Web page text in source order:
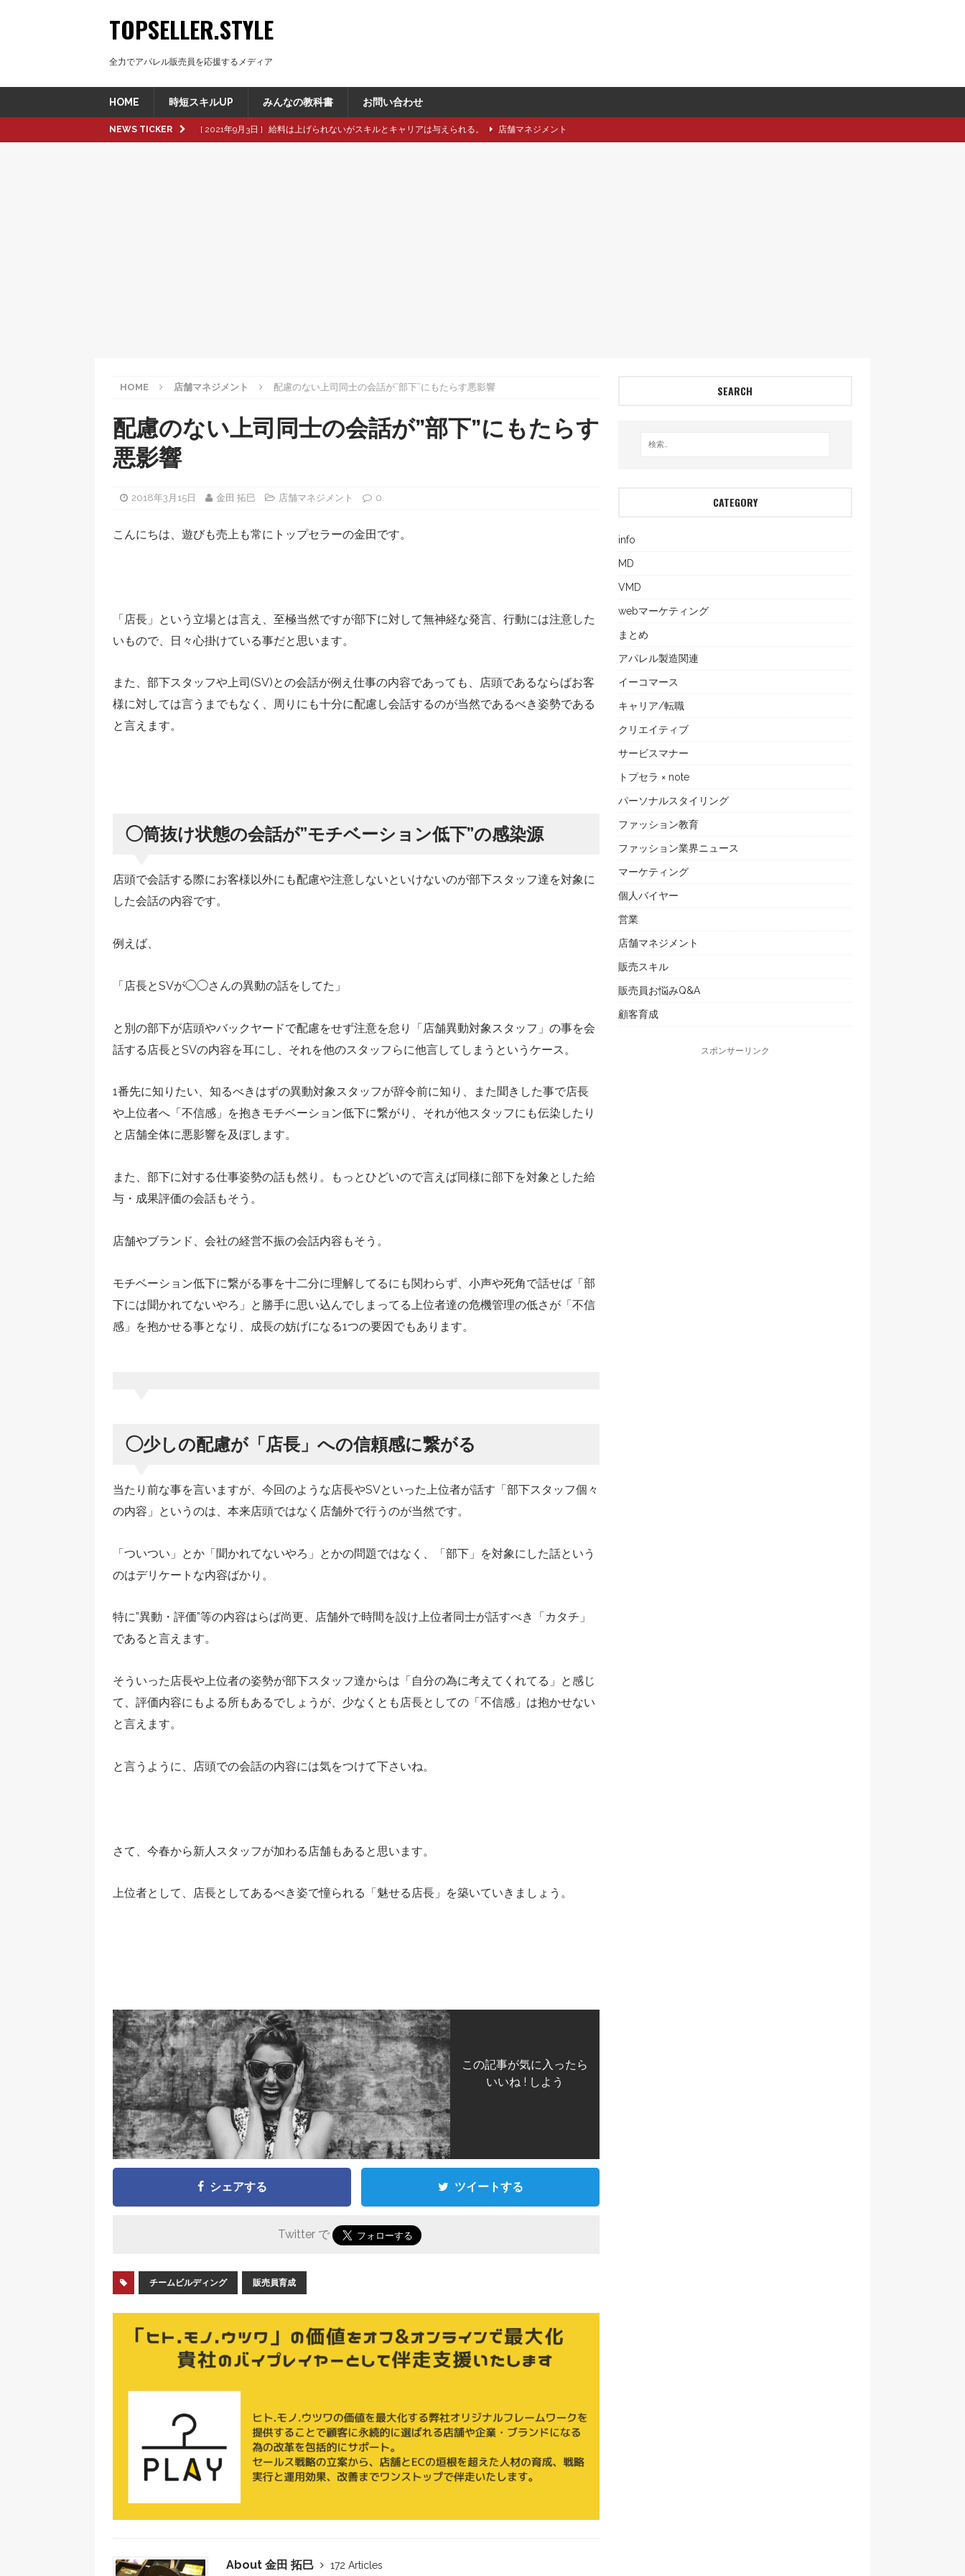
TOPSELLER.STYLE
全力でアパレル販売員を応援するメディア
HOME 時短スキルUP みんなの教科書 お問い合わせ
NEWS TICKER [ 2021年9月3日 ] 給料は上げられないがスキルとキャリアは与えられる。 店舗マネジメント
HOME 店舗マネジメント 配慮のない上司同士の会話が”部下”にもたらす悪影響
配慮のない上司同士の会話が”部下”にもたらす
悪影響
2018年3月15日 金田 拓巳 店舗マネジメント 0
こんにちは、遊びも売上も常にトップセラーの金田です。
「店長」という立場とは言え、至極当然ですが部下に対して無神経な発言、行動には注意した
いもので、日々心掛けている事だと思います。
また、部下スタッフや上司(SV)との会話が例え仕事の内容であっても、店頭であるならばお客
様に対しては言うまでもなく、周りにも十分に配慮し会話するのが当然であるべき姿勢である
と言えます。
◯筒抜け状態の会話が”モチベーション低下”の感染源
店頭で会話する際にお客様以外にも配慮や注意しないといけないのが部下スタッフ達を対象に
した会話の内容です。
例えば、
「店長とSVが◯◯さんの異動の話をしてた」
と別の部下が店頭やバックヤードで配慮をせず注意を怠り「店舗異動対象スタッフ」の事を会
話する店長とSVの内容を耳にし、それを他のスタッフらに他言してしまうというケース。
1番先に知りたい、知るべきはずの異動対象スタッフが辞令前に知り、また聞きした事で店長
や上位者へ「不信感」を抱きモチベーション低下に繋がり、それが他スタッフにも伝染したり
と店舗全体に悪影響を及ぼします。
また、部下に対する仕事姿勢の話も然り。もっとひどいので言えば同様に部下を対象とした給
与・成果評価の会話もそう。
店舗やブランド、会社の経営不振の会話内容もそう。
モチベーション低下に繋がる事を十二分に理解してるにも関わらず、小声や死角で話せば「部
下には聞かれてないやろ」と勝手に思い込んでしまってる上位者達の危機管理の低さが「不信
感」を抱かせる事となり、成長の妨げになる1つの要因でもあります。
◯少しの配慮が「店長」への信頼感に繋がる
当たり前な事を言いますが、今回のような店長やSVといった上位者が話す「部下スタッフ個々
の内容」というのは、本来店頭ではなく店舗外で行うのが当然です。
「ついつい」とか「聞かれてないやろ」とかの問題ではなく、「部下」を対象にした話という
のはデリケートな内容ばかり。
特に”異動・評価”等の内容はらば尚更、店舗外で時間を設け上位者同士が話すべき「カタチ」
であると言えます。
そういった店長や上位者の姿勢が部下スタッフ達からは「自分の為に考えてくれてる」と感じ
て、評価内容にもよる所もあるでしょうが、少なくとも店長としての「不信感」は抱かせない
と言えます。
と言うように、店頭での会話の内容には気をつけて下さいね。
さて、今春から新人スタッフが加わる店舗もあると思います。
上位者として、店長としてあるべき姿で憧られる「魅せる店長」を築いていきましょう。
この記事が気に入ったら
いいね ! しよう
シェアする ツイートする
Twitter で
チームビルディング 販売員育成
About 金田 拓巳 172 Articles
SEARCH
CATEGORY
info
MD
VMD
webマーケティング
まとめ
アパレル製造関連
イーコマース
キャリア/転職
クリエイティブ
サービスマナー
トプセラ × note
パーソナルスタイリング
ファッション教育
ファッション業界ニュース
マーケティング
個人バイヤー
営業
店舗マネジメント
販売スキル
販売員お悩みQ&A
顧客育成
スポンサーリンク